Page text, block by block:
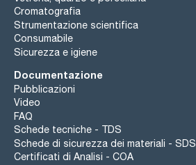
Cromatografia
Strumentazione scientifica
Consumabile
Sicurezza e igiene
Documentazione
Pubblicazioni
Video
FAQ
Schede tecniche - TDS
Schede di sicurezza dei materiali - SDS
Certificati di Analisi - COA